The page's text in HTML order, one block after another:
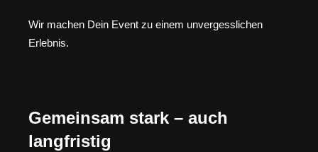
Wir machen Dein Event zu einem unvergesslichen
Erlebnis.
Gemeinsam stark – auch
langfristig